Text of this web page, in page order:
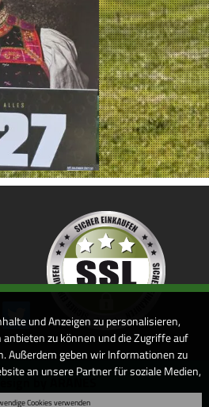
by ARANES
und Anzeigen zu personalisieren,
zu können und die Zugriffe auf
Außerdem geben wir Informationen zu
an unsere Partner für soziale Medien,
Cookies verwenden